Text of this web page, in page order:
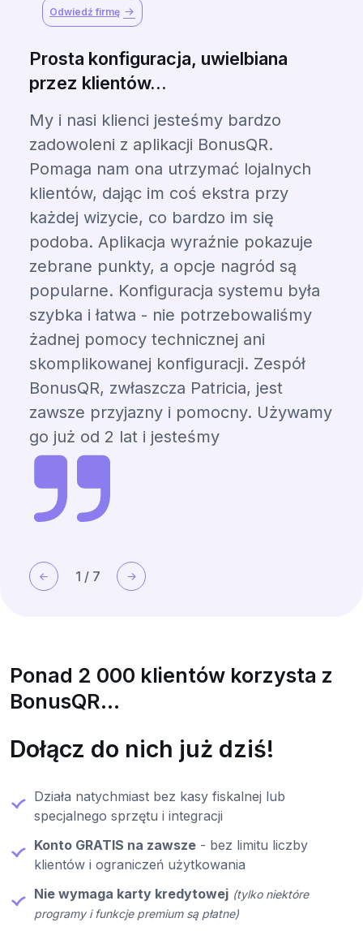
Odwiedź firmę
Prosta konfiguracja, uwielbiana
przez klientów...
My i nasi klienci jesteśmy bardzo
zadowoleni z aplikacji BonusQR.
Pomaga nam ona utrzymać lojalnych
klientów, dając im coś ekstra przy
każdej wizycie, co bardzo im się
podoba. Aplikacja wyraźnie pokazuje
zebrane punkty, a opcje nagród są
popularne. Konfiguracja systemu była
szybka i łatwa - nie potrzebowaliśmy
żadnej pomocy technicznej ani
skomplikowanej konfiguracji. Zespół
BonusQR, zwłaszcza Patricia, jest
zawsze przyjazny i pomocny. Używamy
go już od 2 lat i jesteśmy
podekscytowani kontynuacją!
1 / 7
Ponad 2 000 klientów korzysta z
BonusQR...
Dołącz do nich już dziś!
Działa natychmiast bez kasy fiskalnej lub
specjalnego sprzętu i integracji
Konto GRATIS na zawsze - bez limitu liczby
klientów i ograniczeń użytkowania
Nie wymaga karty kredytowej (tylko niektóre
programy i funkcje premium są płatne)